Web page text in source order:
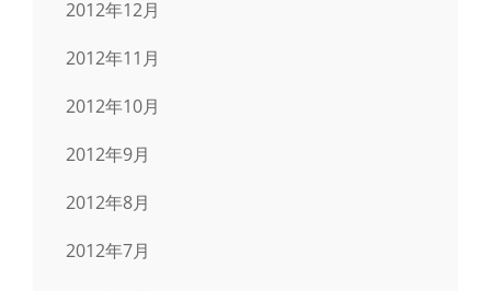
2012年12月
2012年11月
2012年10月
2012年9月
2012年8月
2012年7月